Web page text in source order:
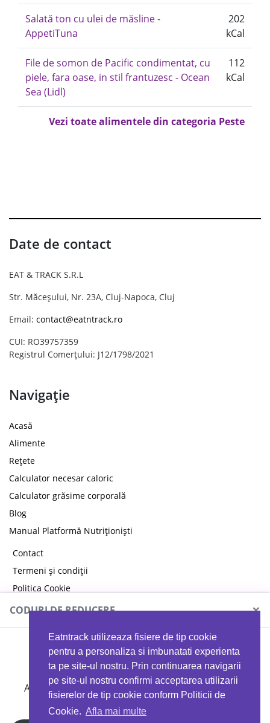
Eatntrack utilizeaza fisiere de tip cookie
pentru a personaliza si imbunatati experienta
ta pe site-ul nostru. Prin continuarea navigarii
pe site-ul nostru confirmi acceptarea utilizarii
fisierelor de tip cookie conform Politicii de
Cookie. Afla mai multe
Salată ton cu ulei de măsline -
AppetiTuna
202
kCal
File de somon de Pacific condimentat, cu
piele, fara oase, in stil frantuzesc - Ocean
Sea (Lidl)
112
kCal
Vezi toate alimentele din categoria Peste
Date de contact
EAT & TRACK S.R.L
Str. Măceșului, Nr. 23A, Cluj-Napoca, Cluj
Email: contact@eatntrack.ro
CUI: RO39757359
Registrul Comerțului: J12/1798/2021
Navigație
Acasă
Alimente
Rețete
Calculator necesar caloric
Calculator grăsime corporală
Blog
Manual Platformă Nutriționiști
Contact
Termeni și condiții
Politica Cookie
Politica de confidențialitate
CODURI DE REDUCERE ×
MYPROTEIN
Ai 40%reducere la orice comandă folosind codul
EATTRACK